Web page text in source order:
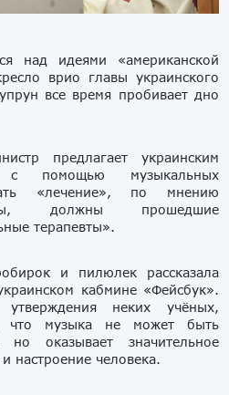
над идеями «американской
врио главы украинского
все время пробивает дно
предлагает украинским
с помощью музыкальных
«лечение», по мнению
должны прошедшие
терапевты».
и пилюлек рассказала
кабмине «Фейсбук».
неких учёных,
что музыка не может быть
оказывает значительное
настроение человека.